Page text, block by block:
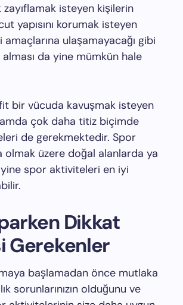
isteyen kişilerin
yapısını korumak isteyen
ulaşamayacağı gibi
da yine mümkün hale
bir vücuda kavuşmak isteyen
çok daha titiz biçimde
de gerekmektedir. Spor
olmak üzere doğal alanlarda ya
spor aktiviteleri en iyi
Dikkat
Gerekenler
başlamadan önce mutlaka
sorunlarınızın olduğunu ve